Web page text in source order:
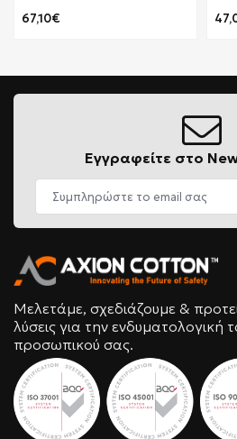
67,10€
Εγγραφείτε στο
Μελετάμε, σχεδιάζουμε &
λύσεις για την ενδυματολογική
προσωπικού σας.